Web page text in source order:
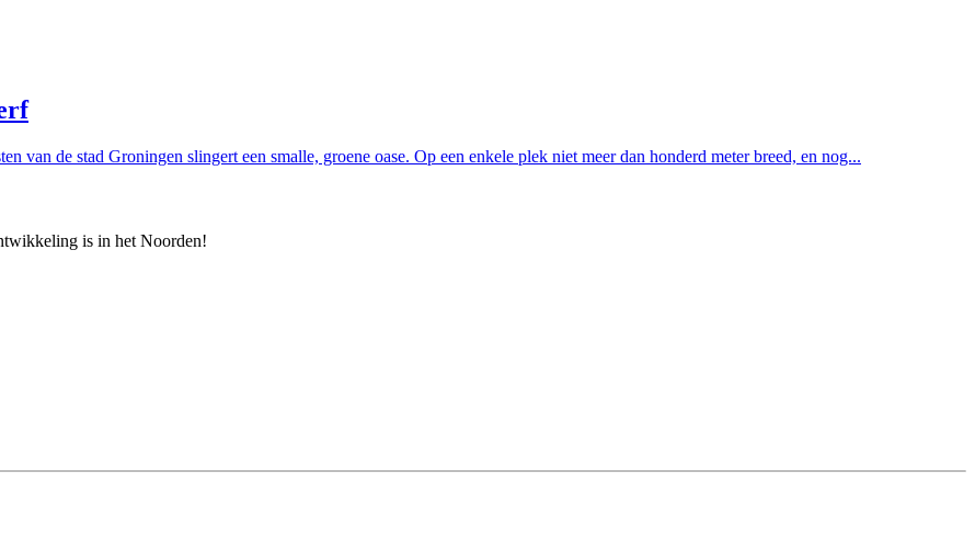
van de stad Groningen slingert een smalle, groene oase. Op een enkele plek niet meer dan honderd meter breed, en nog...
is in het Noorden!